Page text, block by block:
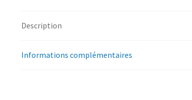
Description
Informations complémentaires